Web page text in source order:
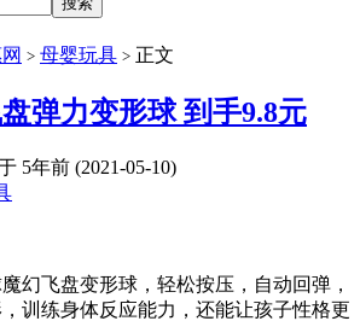
> 母婴玩具 > 正文
弹力变形球 到手9.8元
5年前 (2021-05-10)
幻飞盘变形球，轻松按压，自动回弹，
训练身体反应能力，还能让孩子性格更